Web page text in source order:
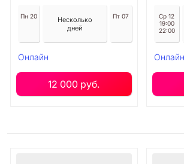
Пн 20
Несколько
дней
Пт 07
Онлайн
12 000 руб.
Ср 12
19:00
22:00
Онлайн